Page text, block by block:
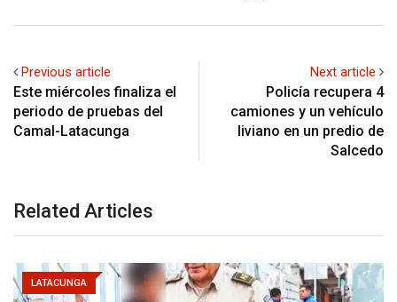
Previous article
Este miércoles finaliza el
periodo de pruebas del
Camal-Latacunga
Next article
Policía recupera 4
camiones y un vehículo
liviano en un predio de
Salcedo
Related Articles
LATACUNGA